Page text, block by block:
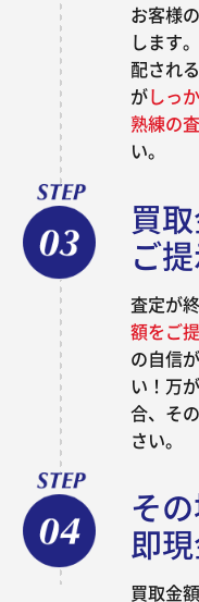
お客様
します
配され
がしっ
熟練の
い。
買
ご
査定が
額をご
の自信
い！万
合、そ
さい。
そ
即
買取金